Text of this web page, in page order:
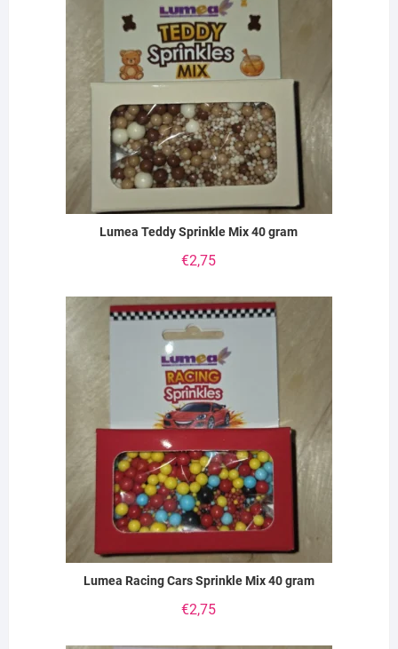
Lumea Teddy Sprinkle Mix 40 gram
€2,75
Lumea Racing Cars Sprinkle Mix 40 gram
€2,75